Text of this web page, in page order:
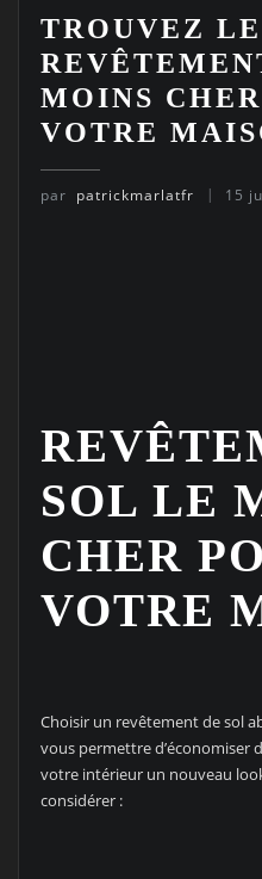
TROUVEZ LE
MOINS
VOTRE
par patrickmarlatfr 15
SOL LE
CHER
VOTRE
Choisir un revêtement de sol
vous permettre d’économiser
votre intérieur un nouveau
considérer :